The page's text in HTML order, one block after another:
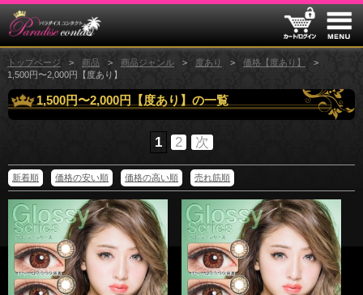
トップページ 商品 商品ジャンル 度あり
価格【度あり】
1,500円〜2,000円【度あり】
1,500円〜2,000円【度あり】の一覧
1 2 次
新着順 価格の安い順 価格の高い順 売れ筋順